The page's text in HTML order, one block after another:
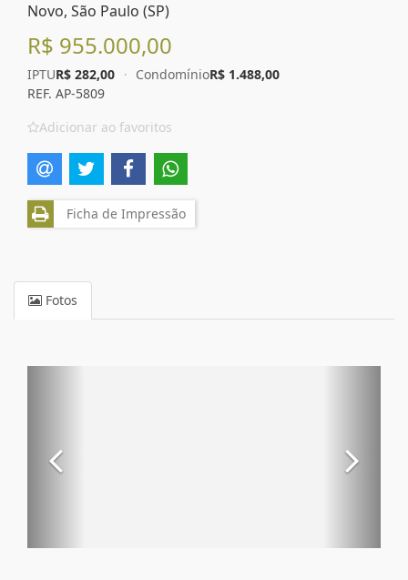
Novo, São Paulo (SP)
R$ 955.000,00
IPTUR$ 282,00 · CondomínioR$ 1.488,00
REF. AP-5809
Adicionar ao favoritos
Ficha de Impressão
Fotos